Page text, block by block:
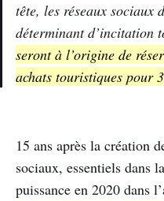
tête, les réseaux sociaux
déterminant d’incitation
seront à l’origine de
achats touristiques pour
15 ans après la création
sociaux, essentiels dans
puissance en 2020 dans